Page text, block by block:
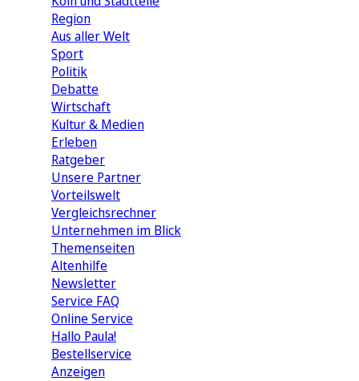
Region
Aus aller Welt
Sport
Politik
Debatte
Wirtschaft
Kultur & Medien
Erleben
Ratgeber
Unsere Partner
Vorteilswelt
Vergleichsrechner
Unternehmen im Blick
Themenseiten
Altenhilfe
Newsletter
Service FAQ
Online Service
Hallo Paula!
Bestellservice
Anzeigen